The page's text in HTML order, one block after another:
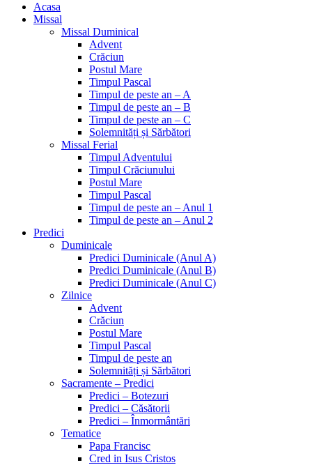
Acasa
Missal
Missal Duminical
Advent
Crăciun
Postul Mare
Timpul Pascal
Timpul de peste an – A
Timpul de peste an – B
Timpul de peste an – C
Solemnități și Sărbători
Missal Ferial
Timpul Adventului
Timpul Crăciunului
Postul Mare
Timpul Pascal
Timpul de peste an – Anul 1
Timpul de peste an – Anul 2
Predici
Duminicale
Predici Duminicale (Anul A)
Predici Duminicale (Anul B)
Predici Duminicale (Anul C)
Zilnice
Advent
Crăciun
Postul Mare
Timpul Pascal
Timpul de peste an
Solemnități și Sărbători
Sacramente – Predici
Predici – Botezuri
Predici – Căsătorii
Predici – Înmormântări
Tematice
Papa Francisc
Cred in Isus Cristos